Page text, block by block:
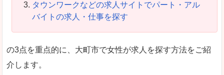
タウンワークなどの求人サイトでパート・アル
バイトの求人・仕事を探す
の3点を重点的に、大町市で女性が求人を探す方法をご紹
介します。